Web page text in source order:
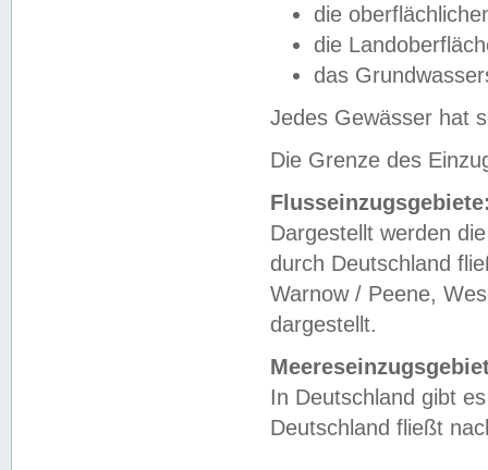
die
die
das
Jedes Gewässer hat
Die Grenze des
Dargestellt werden
durch Deutschland
Warnow / Peene,
dargestellt.
In Deutschland gibt
Deutschland fließt